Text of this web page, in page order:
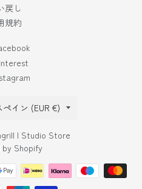
戻し
規約
/
ペイン (EUR €)
| Studio Store
Shopify
決